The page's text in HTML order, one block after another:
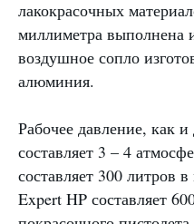
лакокрасочных
миллиметра выполнена
воздушное сопло
алюминия.
Рабочее давление, как
составляет 3 – 4
составляет 300 литров
Expert HP составляет